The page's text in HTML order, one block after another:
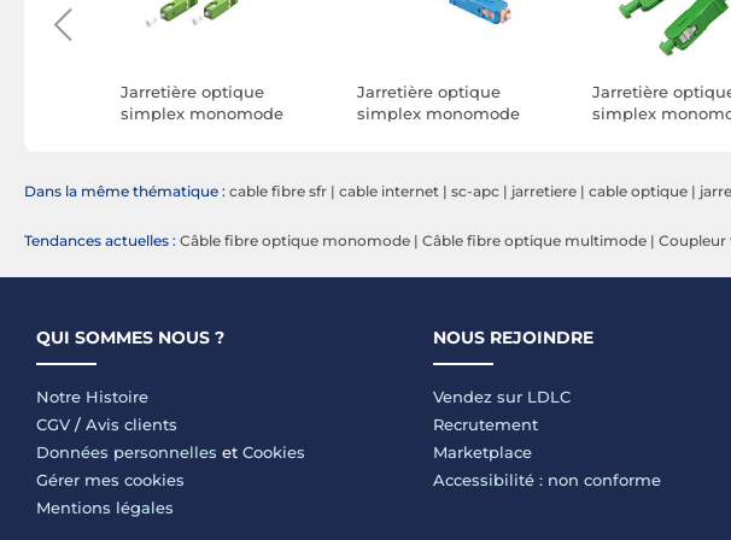
Jarretière optique
simplex monomode
Jarretière optique
simplex monomode
Jarretière
simplex
Dans la même thématique : cable fibre sfr | cable internet | sc-apc | jarretiere | cable optique |
Tendances actuelles : Câble fibre optique monomode | Câble fibre optique multimode | Coupleur
QUI SOMMES NOUS ?
Notre Histoire
CGV / Avis clients
Données personnelles et Cookies
Gérer mes cookies
Mentions légales
NOUS REJOINDRE
Vendez sur LDLC
Recrutement
Marketplace
Accessibilité : non conforme